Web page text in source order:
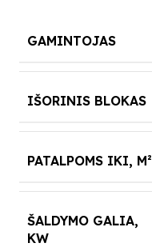
GAMINTOJAS
IŠORINIS BLOKAS
PATALPOMS IKI, M²
ŠALDYMO GALIA,
KW